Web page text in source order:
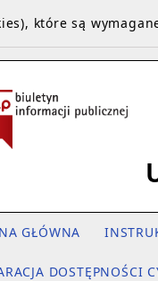
GŁÓWNA
DOSTĘPNOŚCI
które są